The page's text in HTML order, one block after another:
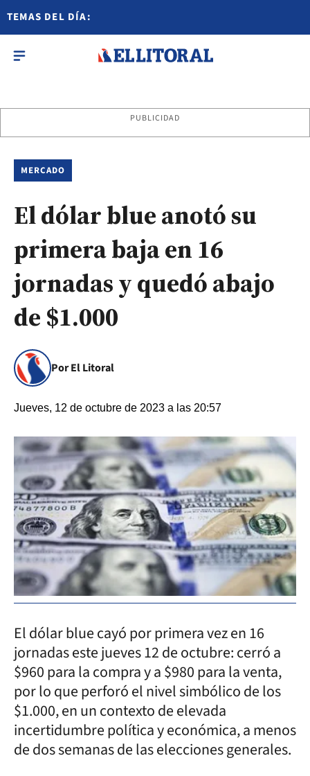
TEMAS DEL DÍA:
PUBLICIDAD
MERCADO
El dólar blue anotó su
primera baja en 16
jornadas y quedó abajo
de $1.000
Por El Litoral
Jueves, 12 de octubre de 2023 a las 20:57
El dólar blue cayó por primera vez en 16
jornadas este jueves 12 de octubre: cerró a
$960 para la compra y a $980 para la venta,
por lo que perforó el nivel simbólico de los
$1.000, en un contexto de elevada
incertidumbre política y económica, a menos
de dos semanas de las elecciones generales.